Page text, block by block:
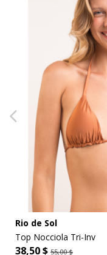
Rio de Sol
Top Nocciola Tri-Inv
38,50 $ 55,00 $